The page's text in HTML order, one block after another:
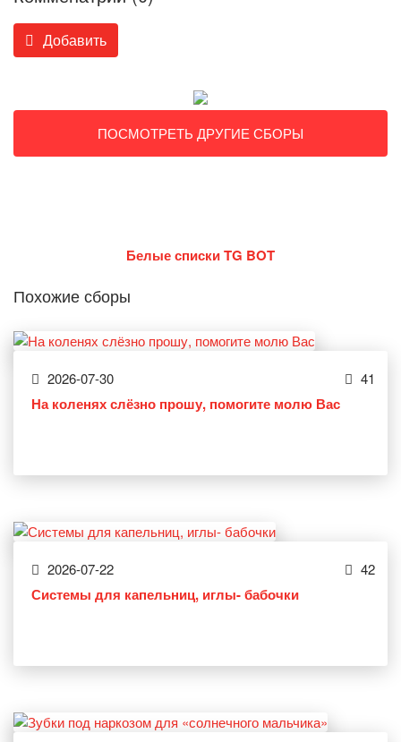
Добавить
ПОСМОТРЕТЬ ДРУГИЕ СБОРЫ
Белые списки TG BOT
Похожие сборы
2026-07-30 41
На коленях слёзно прошу, помогите молю Вас
2026-07-22 42
Системы для капельниц, иглы- бабочки